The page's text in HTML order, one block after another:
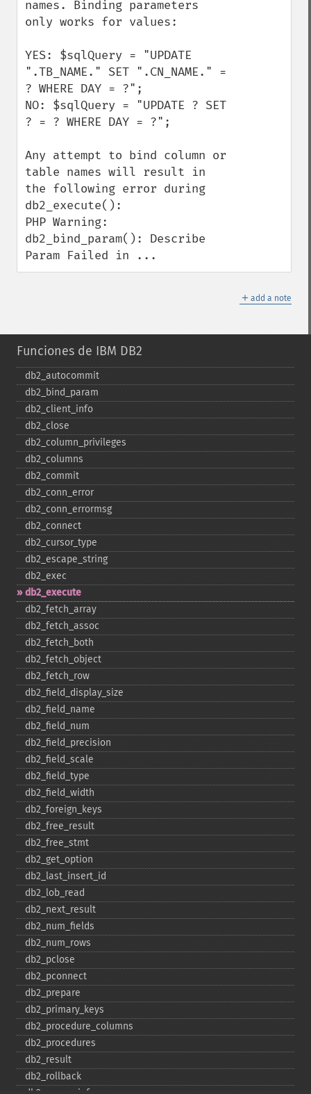
names. Binding parameters
only works for values:
YES: $sqlQuery = "UPDATE
".TB_NAME." SET ".CN_NAME." =
? WHERE DAY = ?";
NO: $sqlQuery = "UPDATE ? SET
? = ? WHERE DAY = ?";
Any attempt to bind column or
table names will result in
the following error during
db2_execute():
PHP Warning:
db2_bind_param(): Describe
Param Failed in ...
＋ add a note
Funciones de IBM DB2
db2_​autocommit
db2_​bind_​param
db2_​client_​info
db2_​close
db2_​column_​privileges
db2_​columns
db2_​commit
db2_​conn_​error
db2_​conn_​errormsg
db2_​connect
db2_​cursor_​type
db2_​escape_​string
db2_​exec
db2_​execute
db2_​fetch_​array
db2_​fetch_​assoc
db2_​fetch_​both
db2_​fetch_​object
db2_​fetch_​row
db2_​field_​display_​size
db2_​field_​name
db2_​field_​num
db2_​field_​precision
db2_​field_​scale
db2_​field_​type
db2_​field_​width
db2_​foreign_​keys
db2_​free_​result
db2_​free_​stmt
db2_​get_​option
db2_​last_​insert_​id
db2_​lob_​read
db2_​next_​result
db2_​num_​fields
db2_​num_​rows
db2_​pclose
db2_​pconnect
db2_​prepare
db2_​primary_​keys
db2_​procedure_​columns
db2_​procedures
db2_​result
db2_​rollback